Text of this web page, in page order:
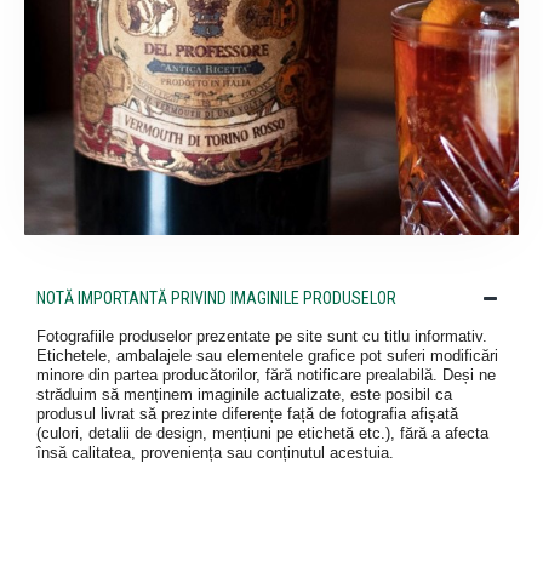
NOTĂ IMPORTANTĂ PRIVIND IMAGINILE PRODUSELOR
Fotografiile produselor prezentate pe site sunt cu titlu informativ.
Etichetele, ambalajele sau elementele grafice pot suferi modificări
minore din partea producătorilor, fără notificare prealabilă. Deși ne
străduim să menținem imaginile actualizate, este posibil ca
produsul livrat să prezinte diferențe față de fotografia afișată
(culori, detalii de design, mențiuni pe etichetă etc.), fără a afecta
însă calitatea, proveniența sau conținutul acestuia.